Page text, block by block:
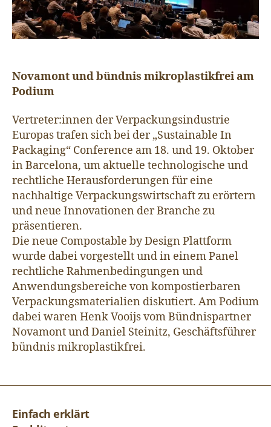
Novamont und bündnis mikroplastikfrei am
Podium
Vertreter:innen der Verpackungsindustrie
Europas trafen sich bei der „Sustainable In
Packaging“ Conference am 18. und 19. Oktober
in Barcelona, um aktuelle technologische und
rechtliche Herausforderungen für eine
nachhaltige Verpackungswirtschaft zu erörtern
und neue Innovationen der Branche zu
präsentieren.
Die neue Compostable by Design Plattform
wurde dabei vorgestellt und in einem Panel
rechtliche Rahmenbedingungen und
Anwendungsbereiche von kompostierbaren
Verpackungsmaterialien diskutiert. Am Podium
dabei waren Henk Vooijs vom Bündnispartner
Novamont und Daniel Steinitz, Geschäftsführer
bündnis mikroplastikfrei.
Einfach erklärt